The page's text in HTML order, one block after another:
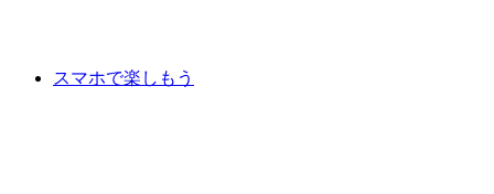
スマホで楽しもう